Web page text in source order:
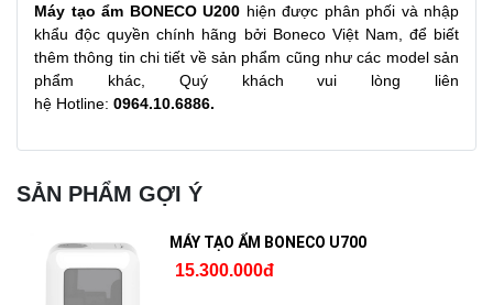
Máy tạo ẩm BONECO U200 hiện được phân phối và nhập
khẩu độc quyền chính hãng bởi Boneco Việt Nam, để biết
thêm thông tin chi tiết về sản phẩm cũng như các model sản
phẩm khác, Quý khách vui lòng liên
hệ Hotline: 0964.10.6886.
SẢN PHẨM GỢI Ý
MÁY TẠO ẨM BONECO U700
15.300.000đ